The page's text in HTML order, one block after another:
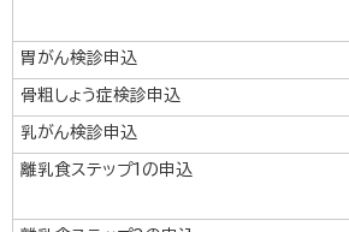
胃がん検診申込
骨粗しょう症検診申込
乳がん検診申込
離乳食ステップ1の申込